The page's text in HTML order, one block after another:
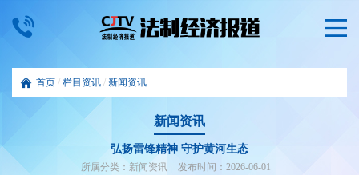
首页 / 栏目资讯 / 新闻资讯
新闻资讯
弘扬雷锋精神 守护黄河生态
所属分类： 新闻资讯 发布时间： 2026-06-01